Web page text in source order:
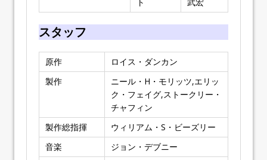
スタッフ
原作
ロイス・ダンカン
製作
ニール・H・モリッツ,エリッ
ク・フェイグ,ストークリー・
チャフィン
製作総指揮
ウィリアム・S・ビーズリー
音楽
ジョン・デブニー